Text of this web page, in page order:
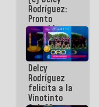
Centroamericanos
Rodríguez:
Pronto
restableceremos
las
operaciones
en el
Aeropuerto
Internacional
de
Maiquetía
Delcy
Rodríguez
felicita a la
Vinotinto